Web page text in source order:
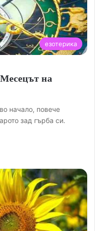
езотерика
на
начало, повече
зад гърба си.